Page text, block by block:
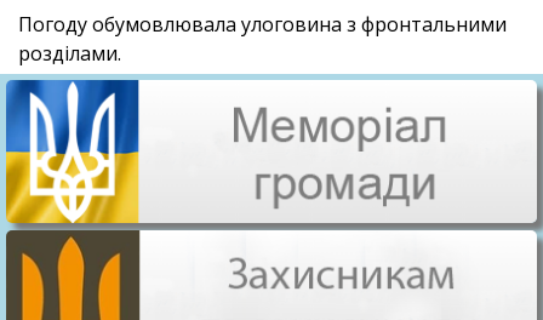
Погоду обумовлювала улоговина з фронтальними
розділами.